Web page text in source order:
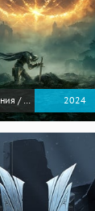
Приключения / Экшен / Ролевые 2024